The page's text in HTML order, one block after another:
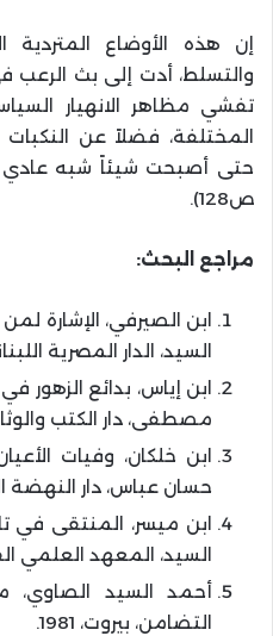
إن هذه الأوضاع المتردية
والتسلط، أدت إلى بث
تفشي مظاهر الانهيار
المختلفة، فضلاً عن النكبات
ص128).
مراجع البحث:
ابن الصيرفي، الإشارة
السيد، الدار المصرية اللبنانية،
ابن إياس، بدائع الزهور
مصطفى، دار الكتب والوثائق
ابن خلكان، وفيات
حسان عباس، دار النهضة
ابن ميسر، المنتقى في
السيد، المعهد العلمي
أحمد السيد الصاوي،
التضامن، بيروت، 1981.